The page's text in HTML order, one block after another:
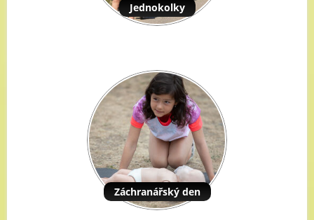
Jednokolky
Záchranářský den